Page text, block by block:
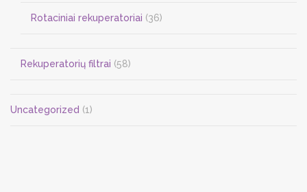
Rotaciniai rekuperatoriai (36)
Rekuperatorių filtrai (58)
Uncategorized (1)